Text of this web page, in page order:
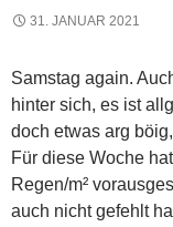
31. JANUAR 2021
Samstag again.
hinter sich, es ist
doch etwas arg
Für diese Woche
Regen/m²
auch nicht gefehlt